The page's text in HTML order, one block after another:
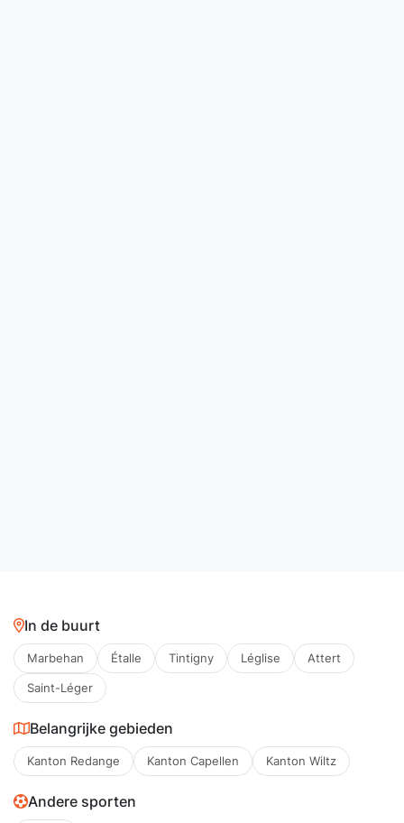
In de buurt
Marbehan Étalle Tintigny Léglise Attert
Saint-Léger
Belangrijke gebieden
Kanton Redange Kanton Capellen Kanton Wiltz
Andere sporten